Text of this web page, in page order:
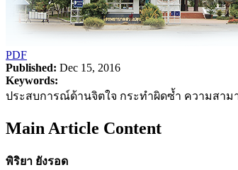
PDF
Published: Dec 15, 2016
Keywords:
ประสบการณ์ด้านจิตใจ กระทำผิดซ้ำ ความสามารถ
Main Article Content
พิริยา ยังรอด